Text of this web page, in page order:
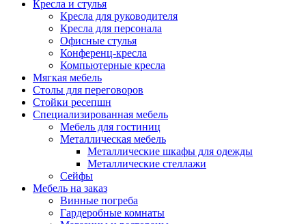
Кресла и стулья
Кресла для руководителя
Кресла для персонала
Офисные стулья
Конференц-кресла
Компьютерные кресла
Мягкая мебель
Столы для переговоров
Стойки ресепшн
Специализированная мебель
Мебель для гостиниц
Металлическая мебель
Металлические шкафы для одежды
Металлические стеллажи
Сейфы
Мебель на заказ
Винные погреба
Гардеробные комнаты